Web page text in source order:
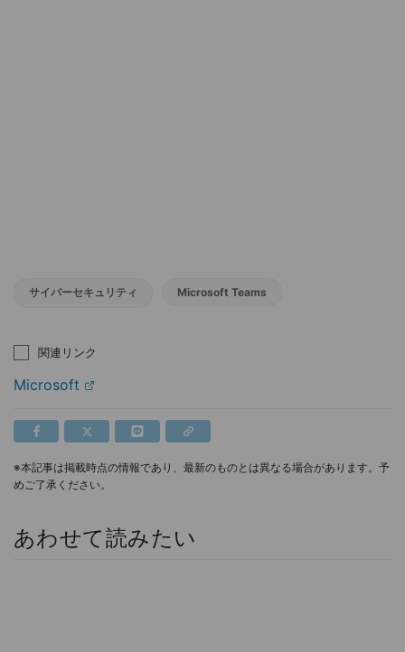
サイバーセキュリティ Microsoft Teams
関連リンク
Microsoft
※本記事は掲載時点の情報であり、最新のものとは異なる場合があります。予
めご了承ください。
あわせて読みたい